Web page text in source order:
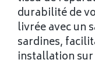
durabilité de
livrée avec un
sardines,
installation